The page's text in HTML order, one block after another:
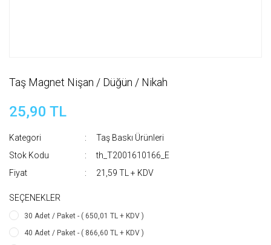
Taş Magnet Nişan / Düğün / Nikah
25,90 TL
Kategori
Taş Baskı Ürünleri
Stok Kodu
th_T2001610166_E
Fiyat
21,59 TL + KDV
SEÇENEKLER
30 Adet / Paket - ( 650,01 TL + KDV )
40 Adet / Paket - ( 866,60 TL + KDV )